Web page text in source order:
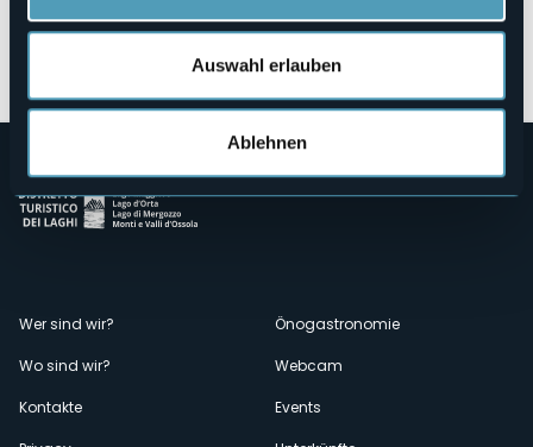
Auswahl erlauben
Ablehnen
Menù
secondario
Wer sind wir?
Wo sind wir?
Kontakte
Önogastronomie
Webcam
Events